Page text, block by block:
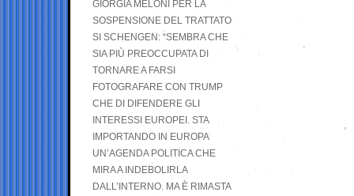
GIORGIA MELONI PER LA
SOSPENSIONE DEL TRATTATO
SI SCHENGEN: “SEMBRA CHE
SIA PIÙ PREOCCUPATA DI
TORNARE A FARSI
FOTOGRAFARE CON TRUMP
CHE DI DIFENDERE GLI
INTERESSI EUROPEI. STA
IMPORTANDO IN EUROPA
UN’AGENDA POLITICA CHE
MIRA A INDEBOLIRLA
DALL’INTERNO. MA È RIMASTA